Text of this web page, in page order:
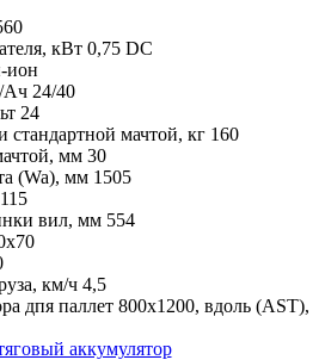
кВт 0,75 DC
ион
Ач 24/40
24
мачтой, кг 160
мм 30
(Wa), мм 1505
115
вил, мм 554
км/ч 4,5
дпя паллет 800х1200, вдоль (AST),
аккумулятор